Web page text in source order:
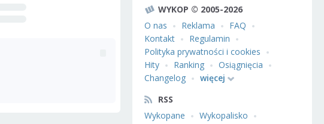
WYKOP © 2005-2026
O nas
Reklama
FAQ
Kontakt
Regulamin
Polityka prywatności i cookies
Hity
Ranking
Osiągnięcia
Changelog
więcej
RSS
Wykopane
Wykopalisko